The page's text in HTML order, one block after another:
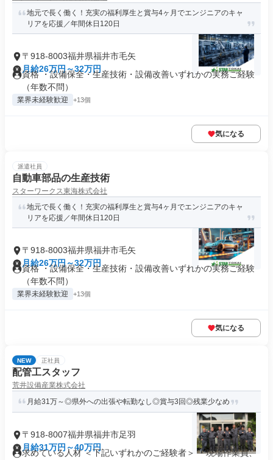
地元で長く働く！充実の福利厚生と賞与4ヶ月でエンジニアのキャ
リアを応援／年間休日120日
〒918-8003福井県福井市毛矢
月給26万円～32万円
資格 ・設備保全・生産技術・設備改善いずれかの実務ご経験
（年数不問）
業界未経験歓迎 +13個
気になる
派遣社員
自動車部品の生産技術
スターワークス東海株式会社
地元で長く働く！充実の福利厚生と賞与4ヶ月でエンジニアのキャ
リアを応援／年間休日120日
〒918-8003福井県福井市毛矢
月給26万円～32万円
資格 ・設備保全・生産技術・設備改善いずれかの実務ご経験
（年数不問）
業界未経験歓迎 +13個
気になる
NEW 正社員
配管工スタッフ
荒井設備産業株式会社
月給31万～◎県外への出張や転勤なし◎賞与3回◎残業少なめ
〒918-8007福井県福井市足羽
月給31万円～40万円
求めている人材 ＜下記いずれかのご経験者＞ ・現場作業員、